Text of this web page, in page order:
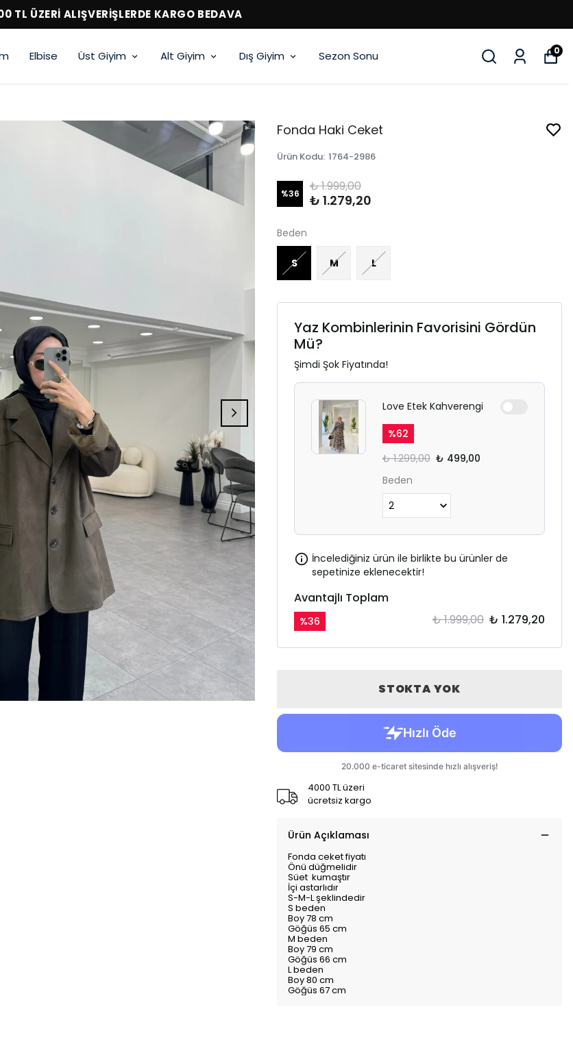
TL ÜZERİ ALIŞVERİŞLERDE KARGO BEDAVA
Elbise Üst Giyim Alt Giyim Dış Giyim Sezon Sonu 0
Fonda Haki Ceket
Ürün Kodu: 1764-2986
%36 ₺ 1.999,00
₺ 1.279,20
Beden
S M L
Yaz Kombinlerinin Favorisini Gördün
Mü?
Şimdi Şok Fiyatında!
Love Etek Kahverengi
%62
₺ 1.299,00 ₺ 499,00
Beden
İncelediğiniz ürün ile birlikte bu ürünler de
sepetinize eklenecektir!
Avantajlı Toplam
%36 ₺ 1.999,00 ₺ 1.279,20
STOKTA YOK
4000 TL üzeri
ücretsiz kargo
Ürün Açıklaması
Fonda ceket fiyatı
Önü düğmelidir
Süet kumaştır
İçi astarlıdır
S-M-L şeklindedir
S beden
Boy 78 cm
Göğüs 65 cm
M beden
Boy 79 cm
Göğüs 66 cm
L beden
Boy 80 cm
Göğüs 67 cm